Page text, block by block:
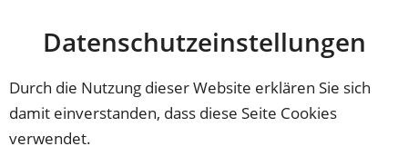
Datenschutz­einstellungen
Durch die Nutzung dieser Website erklären Sie sich
damit einverstanden, dass diese Seite Cookies
verwendet.
INHALT ANSPRINGEN
Coburg